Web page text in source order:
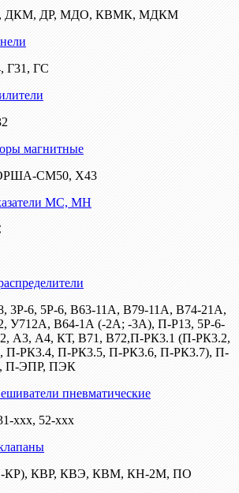
ДКМ, ДР, МДО, КВМК, МДКМ
Г31, ГС
магнитные
СМ50, Х43
МС, МН
3Р-6, 5Р-6, В63-11А, В79-11А, В74-21А,
У712А, В64-1А (-2А; -3А), П-Р13, 5Р-6-
А3, А4, КТ, В71, В72,П-РК3.1 (П-РК3.2,
П-РК3.4, П-РК3.5, П-РК3.6, П-РК3.7), П-
П-ЭПР, ПЭК
пневматические
ххх, 52-ххх
КР), КВР, КВЭ, КВМ, КН-2М, ПО